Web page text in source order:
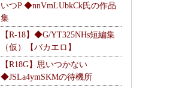
いつP ◆nnVmLUbkCk氏の作品
集
【R-18】◆G/YT325NHs短編集
（仮）【バカエロ】
【R18G】思いつかない
◆JSLa4ymSKMの待機所